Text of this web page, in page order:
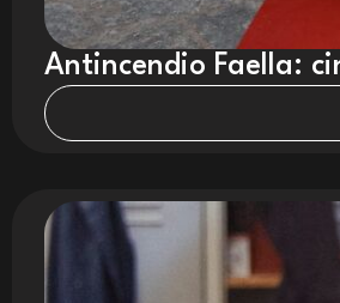
Antincendio Faella: